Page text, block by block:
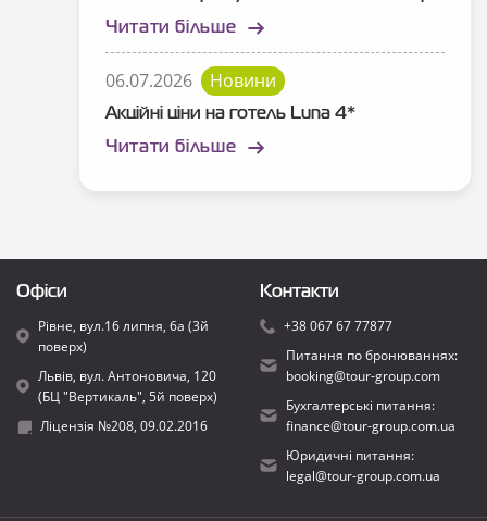
Читати більше
06.07.2026 Новини
Акційні ціни на готель Luna 4*
Читати більше
Офіси
Рівне, вул.16 липня, 6а (3й
поверх)
Львів, вул. Антоновича, 120
(БЦ "Вертикаль", 5й поверх)
Ліцензія №208, 09.02.2016
Контакти
+38 067 67 77877
Питання по бронюваннях:
booking@tour-group.com
Бухгалтерські питання:
finance@tour-group.com.ua
Юридичні питання:
legal@tour-group.com.ua